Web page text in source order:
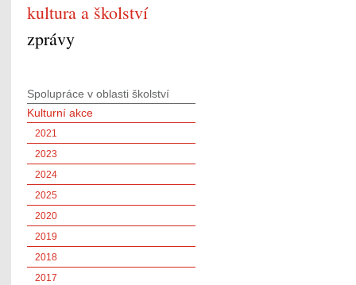
kultura a školství
zprávy
Spolupráce v oblasti školství
Kulturní akce
2021
2023
2024
2025
2020
2019
2018
2017